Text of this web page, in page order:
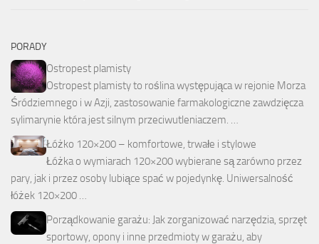
PORADY
Ostropest plamisty
Ostropest plamisty to roślina występująca w rejonie Morza
Śródziemnego i w Azji, zastosowanie farmakologiczne zawdzięcza
sylimarynie która jest silnym przeciwutleniaczem. …
Łóżko 120×200 – komfortowe, trwałe i stylowe
Łóżka o wymiarach 120×200 wybierane są zarówno przez
pary, jak i przez osoby lubiące spać w pojedynkę. Uniwersalność
łóżek 120×200 …
Porządkowanie garażu: Jak zorganizować narzędzia, sprzęt
sportowy, opony i inne przedmioty w garażu, aby